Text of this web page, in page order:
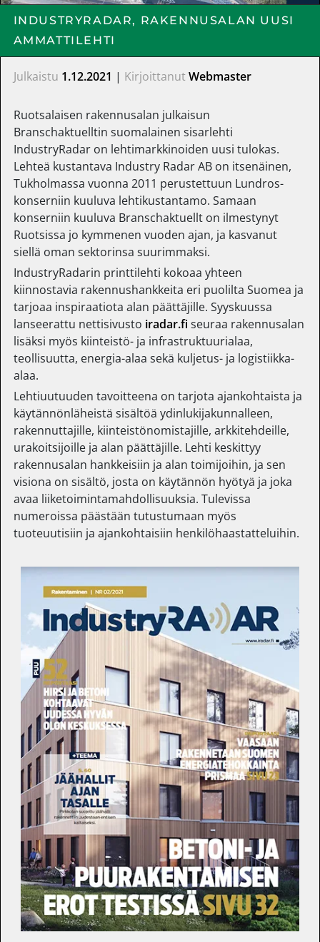
INDUSTRYRADAR, RAKENNUSALAN UUSI
AMMATTILEHTI
Julkaistu 1.12.2021 | KirjoittanutWebmaster
Ruotsalaisen rakennusalan julkaisun
Branschaktuelltin suomalainen sisarlehti
IndustryRadar on lehtimarkkinoiden uusi tulokas.
Lehteä kustantava Industry Radar AB on itsenäinen,
Tukholmassa vuonna 2011 perustettuun Lundros-
konserniin kuuluva lehtikustantamo. Samaan
konserniin kuuluva Branschaktuellt on ilmestynyt
Ruotsissa jo kymmenen vuoden ajan, ja kasvanut
siellä oman sektorinsa suurimmaksi.
IndustryRadarin printtilehti kokoaa yhteen
kiinnostavia rakennushankkeita eri puolilta Suomea ja
tarjoaa inspiraatiota alan päättäjille. Syyskuussa
lanseerattu nettisivusto iradar.fi seuraa rakennusalan
lisäksi myös kiinteistö- ja infrastruktuurialaa,
teollisuutta, energia-alaa sekä kuljetus- ja logistiikka-
alaa.
Lehtiuutuuden tavoitteena on tarjota ajankohtaista ja
käytännönläheistä sisältöä ydinlukijakunnalleen,
rakennuttajille, kiinteistönomistajille, arkkitehdeille,
urakoitsijoille ja alan päättäjille. Lehti keskittyy
rakennusalan hankkeisiin ja alan toimijoihin, ja sen
visiona on sisältö, josta on käytännön hyötyä ja joka
avaa liiketoimintamahdollisuuksia. Tulevissa
numeroissa päästään tutustumaan myös
tuoteuutisiin ja ajankohtaisiin henkilöhaastatteluihin.